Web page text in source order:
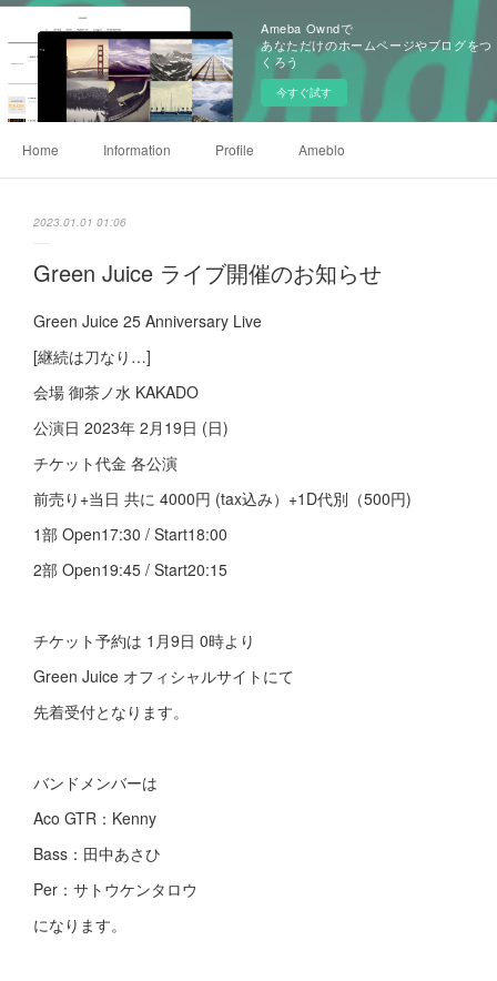
Ameba Owndで
あなただけのホームページやブログをつ
くろう
今すぐ試す
Home Information Profile Ameblo
2023.01.01 01:06
Green Juice ライブ開催のお知らせ
Green Juice 25 Anniversary Live
[継続は刀なり…]
会場 御茶ノ水 KAKADO
公演日 2023年 2月19日 (日)
チケット代金 各公演
前売り+当日 共に 4000円 (tax込み）+1D代別（500円)
1部 Open17:30 / Start18:00
2部 Open19:45 / Start20:15
チケット予約は 1月9日 0時より
Green Juice オフィシャルサイトにて
先着受付となります。
バンドメンバーは
Aco GTR：Kenny
Bass：田中あさひ
Per：サトウケンタロウ
になります。